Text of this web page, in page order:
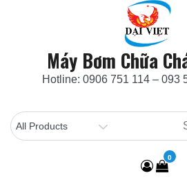
Máy Bơm Chữa
Hotline: 0906 751 114 – 093
0